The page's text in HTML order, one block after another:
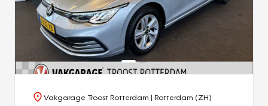
Vakgarage Troost Rotterdam | Rotterdam (ZH)